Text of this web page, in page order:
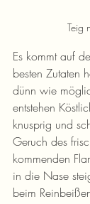
Teig
Es kommt auf
besten Zutaten
dünn wie
entstehen
knusprig und
Geruch des
kommenden
in die Nase
beim